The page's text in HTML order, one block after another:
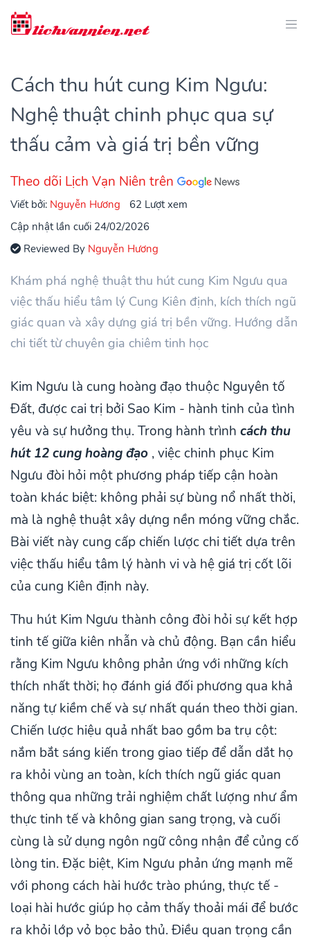
Cách thu hút cung Kim Ngưu:
Nghệ thuật chinh phục qua sự
thấu cảm và giá trị bền vững
Theo dõi Lịch Vạn Niên trên
Viết bởi: Nguyễn Hương
62 Lượt xem
Cập nhật lần cuối 24/02/2026
Reviewed By Nguyễn Hương
Khám phá nghệ thuật thu hút cung Kim Ngưu qua
việc thấu hiểu tâm lý Cung Kiên định, kích thích ngũ
giác quan và xây dựng giá trị bền vững. Hướng dẫn
chi tiết từ chuyên gia chiêm tinh học
Kim Ngưu là cung hoàng đạo thuộc Nguyên tố
Đất, được cai trị bởi Sao Kim - hành tinh của tình
yêu và sự hưởng thụ. Trong hành trình cách thu
hút 12 cung hoàng đạo , việc chinh phục Kim
Ngưu đòi hỏi một phương pháp tiếp cận hoàn
toàn khác biệt: không phải sự bùng nổ nhất thời,
mà là nghệ thuật xây dựng nền móng vững chắc.
Bài viết này cung cấp chiến lược chi tiết dựa trên
việc thấu hiểu tâm lý hành vi và hệ giá trị cốt lõi
của cung Kiên định này.
Thu hút Kim Ngưu thành công đòi hỏi sự kết hợp
tinh tế giữa kiên nhẫn và chủ động. Bạn cần hiểu
rằng Kim Ngưu không phản ứng với những kích
thích nhất thời; họ đánh giá đối phương qua khả
năng tự kiềm chế và sự nhất quán theo thời gian.
Chiến lược hiệu quả nhất bao gồm ba trụ cột:
nắm bắt sáng kiến trong giao tiếp để dẫn dắt họ
ra khỏi vùng an toàn, kích thích ngũ giác quan
thông qua những trải nghiệm chất lượng như ẩm
thực tinh tế và không gian sang trọng, và cuối
cùng là sử dụng ngôn ngữ công nhận để củng cố
lòng tin. Đặc biệt, Kim Ngưu phản ứng mạnh mẽ
với phong cách hài hước trào phúng, thực tế -
loại hài hước giúp họ cảm thấy thoải mái để bước
ra khỏi lớp vỏ bọc bảo thủ. Điều quan trọng cần